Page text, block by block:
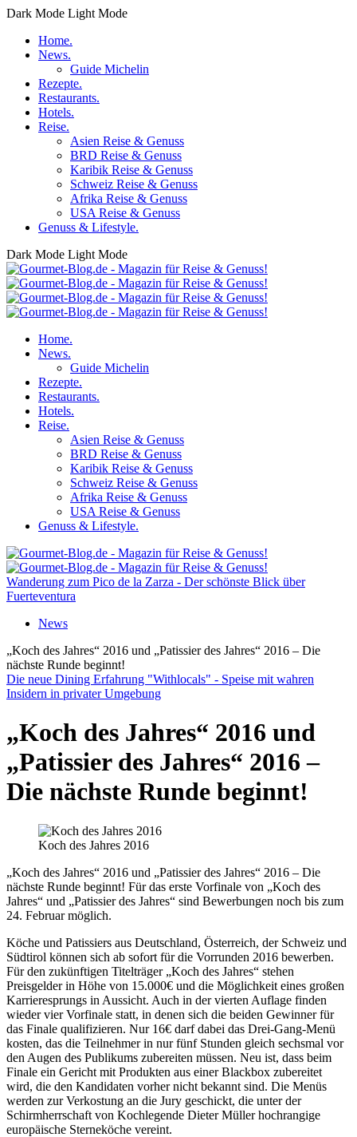
Dark Mode Light Mode
Home.
News.
Guide Michelin
Rezepte.
Restaurants.
Hotels.
Reise.
Asien Reise & Genuss
BRD Reise & Genuss
Karibik Reise & Genuss
Schweiz Reise & Genuss
Afrika Reise & Genuss
USA Reise & Genuss
Genuss & Lifestyle.
Dark Mode Light Mode
Home.
News.
Guide Michelin
Rezepte.
Restaurants.
Hotels.
Reise.
Asien Reise & Genuss
BRD Reise & Genuss
Karibik Reise & Genuss
Schweiz Reise & Genuss
Afrika Reise & Genuss
USA Reise & Genuss
Genuss & Lifestyle.
Wanderung zum Pico de la Zarza - Der schönste Blick über
Fuerteventura
News
„Koch des Jahres“ 2016 und „Patissier des Jahres“ 2016 – Die
nächste Runde beginnt!
Die neue Dining Erfahrung "Withlocals" - Speise mit wahren
Insidern in privater Umgebung
„Koch des Jahres“ 2016 und
„Patissier des Jahres“ 2016 –
Die nächste Runde beginnt!
Koch des Jahres 2016
„Koch des Jahres“ 2016 und „Patissier des Jahres“ 2016 – Die
nächste Runde beginnt! Für das erste Vorfinale von „Koch des
Jahres“ und „Patissier des Jahres“ sind Bewerbungen noch bis zum
24. Februar möglich.
Köche und Patissiers aus Deutschland, Österreich, der Schweiz und
Südtirol können sich ab sofort für die Vorrunden 2016 bewerben.
Für den zukünftigen Titelträger „Koch des Jahres“ stehen
Preisgelder in Höhe von 15.000€ und die Möglichkeit eines großen
Karrieresprungs in Aussicht. Auch in der vierten Auflage finden
wieder vier Vorfinale statt, in denen sich die beiden Gewinner für
das Finale qualifizieren. Nur 16€ darf dabei das Drei-Gang-Menü
kosten, das die Teilnehmer in nur fünf Stunden gleich sechsmal vor
den Augen des Publikums zubereiten müssen. Neu ist, dass beim
Finale ein Gericht mit Produkten aus einer Blackbox zubereitet
wird, die den Kandidaten vorher nicht bekannt sind. Die Menüs
werden zur Verkostung an die Jury geschickt, die unter der
Schirmherrschaft von Kochlegende Dieter Müller hochrangige
europäische Sterneköche vereint.